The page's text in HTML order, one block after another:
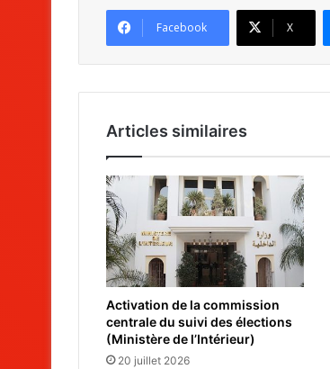
Facebook X
Articles similaires
Activation de la commission
centrale du suivi des élections
(Ministère de l’Intérieur)
20 juillet 2026